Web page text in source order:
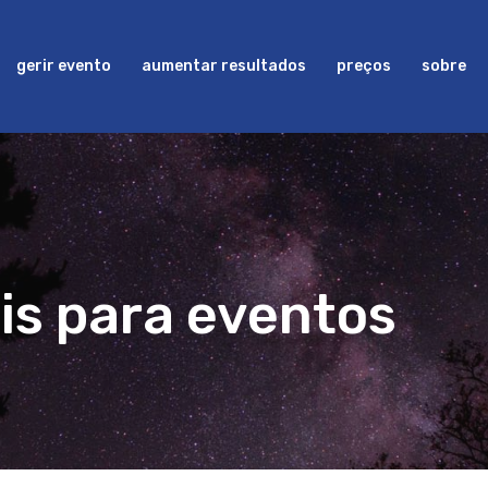
gerir evento aumentar resultados preços sobre
para eventos